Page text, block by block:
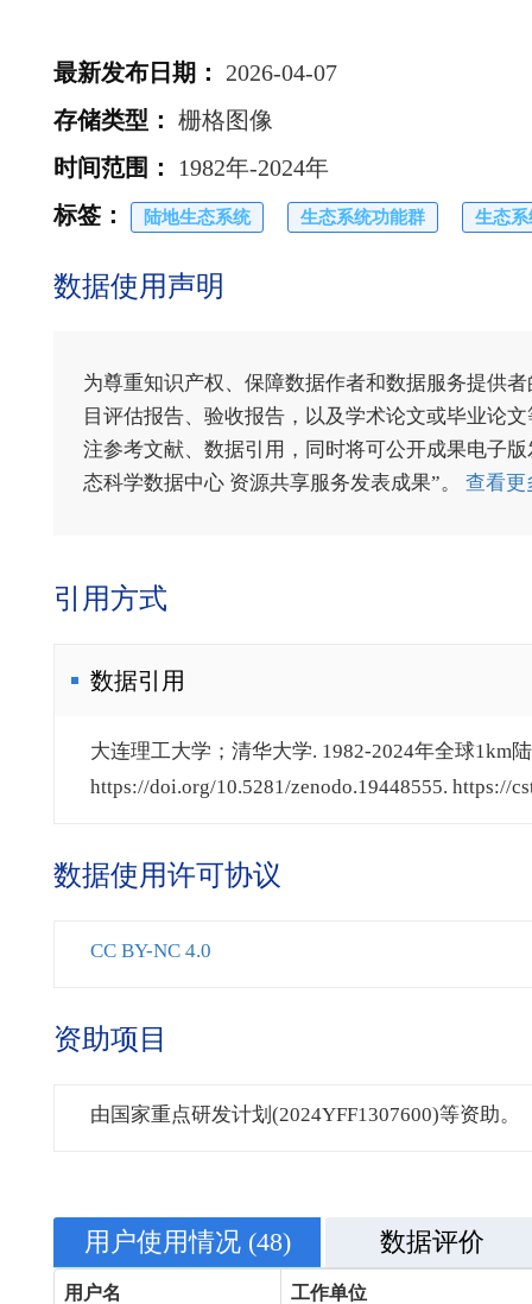
最新发布日期 ：
2026-04-07
存储类型 ： 栅格图像
时间范围 ：
1982年-2024年
标签 ： 陆地生态系统 生态系统功能群 生态
数据使用声明
为尊重知识产权、保障数据作者和数据服务提供
目评估报告、验收报告，以及学术论文或毕业论
注参考文献、数据引用，同时将可公开成果电子
态科学数据中心 资源共享服务发表成果”。 查看
引用方式
数据引用
大连理工大学；清华大学. 1982-2024年全球1km
https://doi.org/10.5281/zenodo.19448555. https://
数据使用许可协议
CC BY-NC 4.0
资助项目
由国家重点研发计划(2024YFF1307600)等资助。
用户使用情况 (48) 数据评价
用户名 工作单位